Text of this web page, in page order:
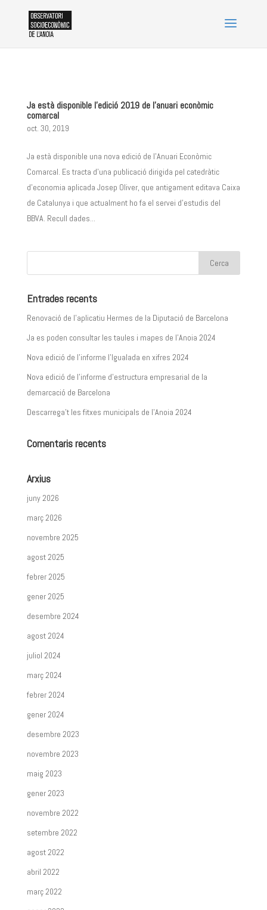
Ja està disponible l’edició 2019 de l’anuari econòmic
comarcal
oct. 30, 2019
Ja està disponible una nova edició de l’Anuari Econòmic
Comarcal. Es tracta d’una publicació dirigida pel catedràtic
d’economia aplicada Josep Oliver, que antigament editava Caixa
de Catalunya i que actualment ho fa el servei d’estudis del
BBVA. Recull dades...
Entrades recents
Renovació de l’aplicatiu Hermes de la Diputació de Barcelona
Ja es poden consultar les taules i mapes de l’Anoia 2024
Nova edició de l’informe l’Igualada en xifres 2024
Nova edició de l’informe d’estructura empresarial de la
demarcació de Barcelona
Descarrega’t les fitxes municipals de l’Anoia 2024
Comentaris recents
Arxius
juny 2026
març 2026
novembre 2025
agost 2025
febrer 2025
gener 2025
desembre 2024
agost 2024
juliol 2024
març 2024
febrer 2024
gener 2024
desembre 2023
novembre 2023
maig 2023
gener 2023
novembre 2022
setembre 2022
agost 2022
abril 2022
març 2022